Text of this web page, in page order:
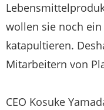
wollen sie noch
katapultieren.
Mitarbeitern von
CEO Kosuke